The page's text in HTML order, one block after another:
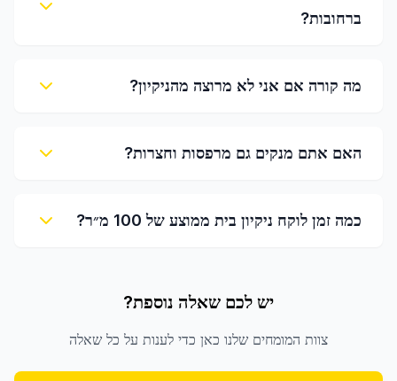
ברחובות?
מה קורה אם אני לא מרוצה מהניקיון?
האם אתם מנקים גם מרפסות וחצרות?
כמה זמן לוקח ניקיון בית ממוצע של 100 מ״ר?
יש לכם שאלה נוספת?
צוות המומחים שלנו כאן כדי לענות על כל שאלה